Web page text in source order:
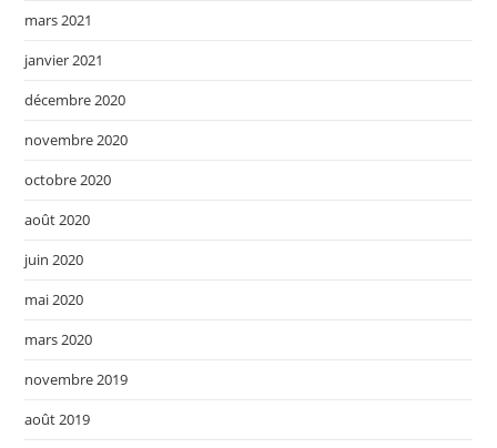
mars 2021
janvier 2021
décembre 2020
novembre 2020
octobre 2020
août 2020
juin 2020
mai 2020
mars 2020
novembre 2019
août 2019